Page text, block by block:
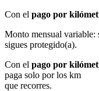
Con el pago por
Monto mensual variable:
sigues protegido(a).
Con el pago por
paga solo por los km
que recorres.